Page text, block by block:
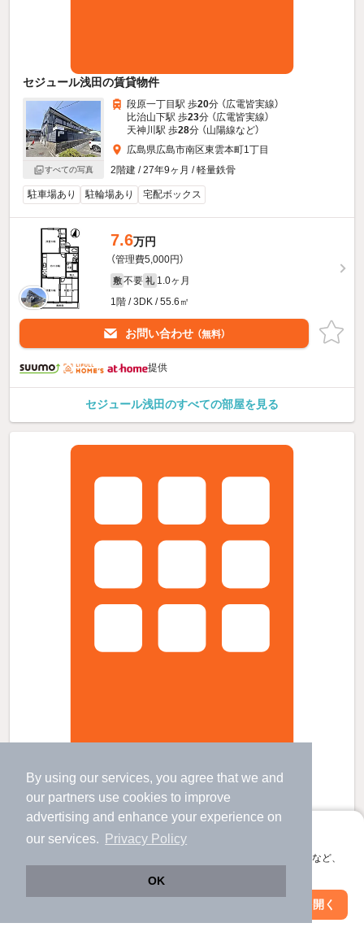
By using our services, you agree that we and
our partners use cookies to improve
advertising and enhance your experience on
our services.
Privacy Policy
OK
アプリに切り替えて、サクサクお部屋探し
会員登録なしですぐ使える。マップ検索やお気に入り保存など、
アプリを開く
セジュール浅田の賃貸物件
すべての写真
段原一丁目駅 歩20分 （広電皆実線）
比治山下駅 歩23分 （広電皆実線）
天神川駅 歩28分 （山陽線など）
広島県広島市南区東雲本町1丁目
2階建 / 27年9ヶ月 / 軽量鉄骨
駐車場あり 駐輪場あり 宅配ボックス
7.6万円
（管理費5,000円）
敷 不要 礼 1.0ヶ月
1階 / 3DK / 55.6㎡
お問い合わせ （無料）
提供
セジュール浅田のすべての部屋を見る
リオプラザ上幟の賃貸物件
段原一丁目駅 歩17分 （広電皆実線）
分 （山陽新幹線
広島駅駅 歩6分 （広電本線）
ほか12駅（徒歩20分圏内）
絞り込み条件を変更